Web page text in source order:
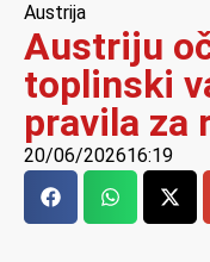
Austrija
Austriju
toplinski
pravila za
20/06/202616:19